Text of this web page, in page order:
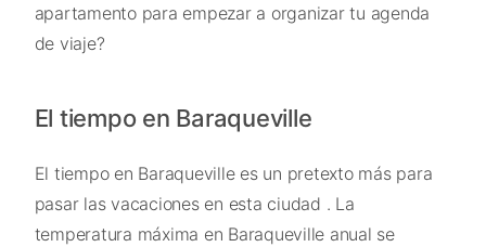
apartamento para empezar a organizar tu agenda
de viaje?
El tiempo en Baraqueville
El tiempo en Baraqueville es un pretexto más para
pasar las vacaciones en esta ciudad . La
temperatura máxima en Baraqueville anual se